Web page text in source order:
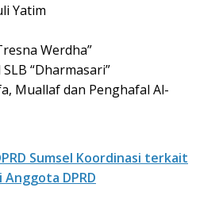
Yatim
Werdha”
“Dharmasari”
Muallaf dan Penghafal Al-
Sumsel Koordinasi terkait
DPRD